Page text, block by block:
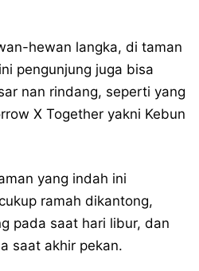
hewan langka, di taman
pengunjung juga bisa
nan rindang, seperti yang
X Together yakni Kebun
yang indah ini
ramah dikantong,
pada saat hari libur, dan
saat akhir pekan.